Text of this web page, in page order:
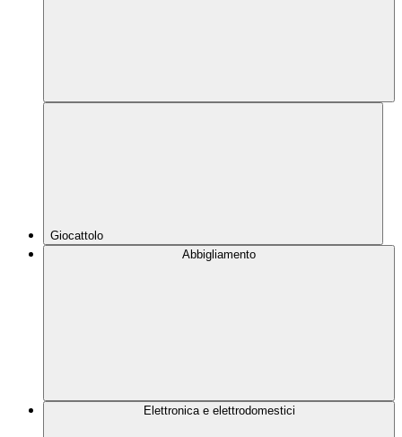
Giocattolo
Abbigliamento
Elettronica e elettrodomestici